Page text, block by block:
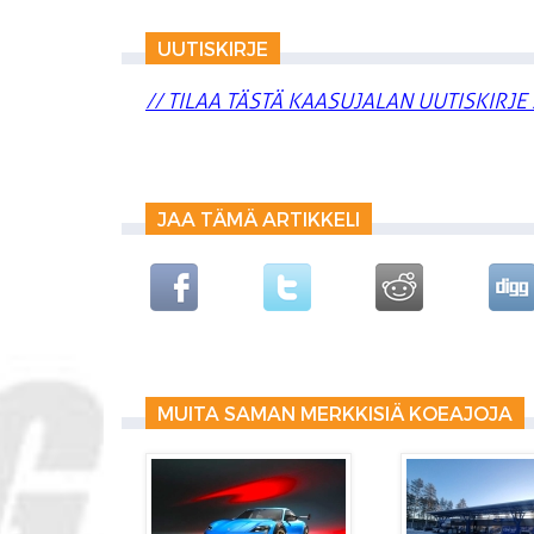
UUTISKIRJE
// TILAA TÄSTÄ KAASUJALAN
JAA TÄMÄ ARTIKKELI
MUITA SAMAN MERKKISIÄ KOEAJOJA